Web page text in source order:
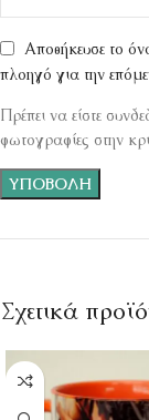
Αποθήκευσε το
πλοηγό για την
Πρέπει να είστε
φωτογραφίες στην
Σχετικά